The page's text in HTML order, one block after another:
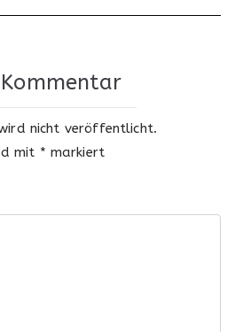
nicht veröffentlicht.
mit * markiert